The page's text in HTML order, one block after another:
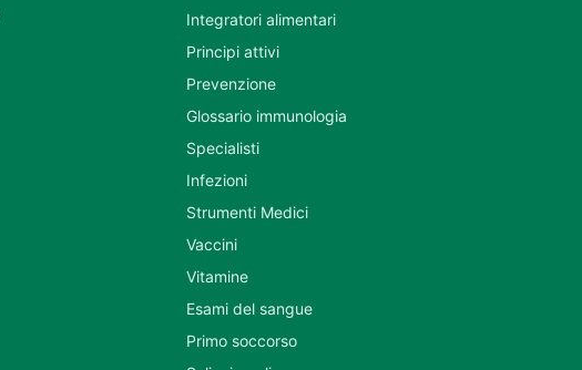
Integratori alimentari
Principi attivi
Prevenzione
Glossario immunologia
Specialisti
Infezioni
Strumenti Medici
Vaccini
Vitamine
Esami del sangue
Primo soccorso